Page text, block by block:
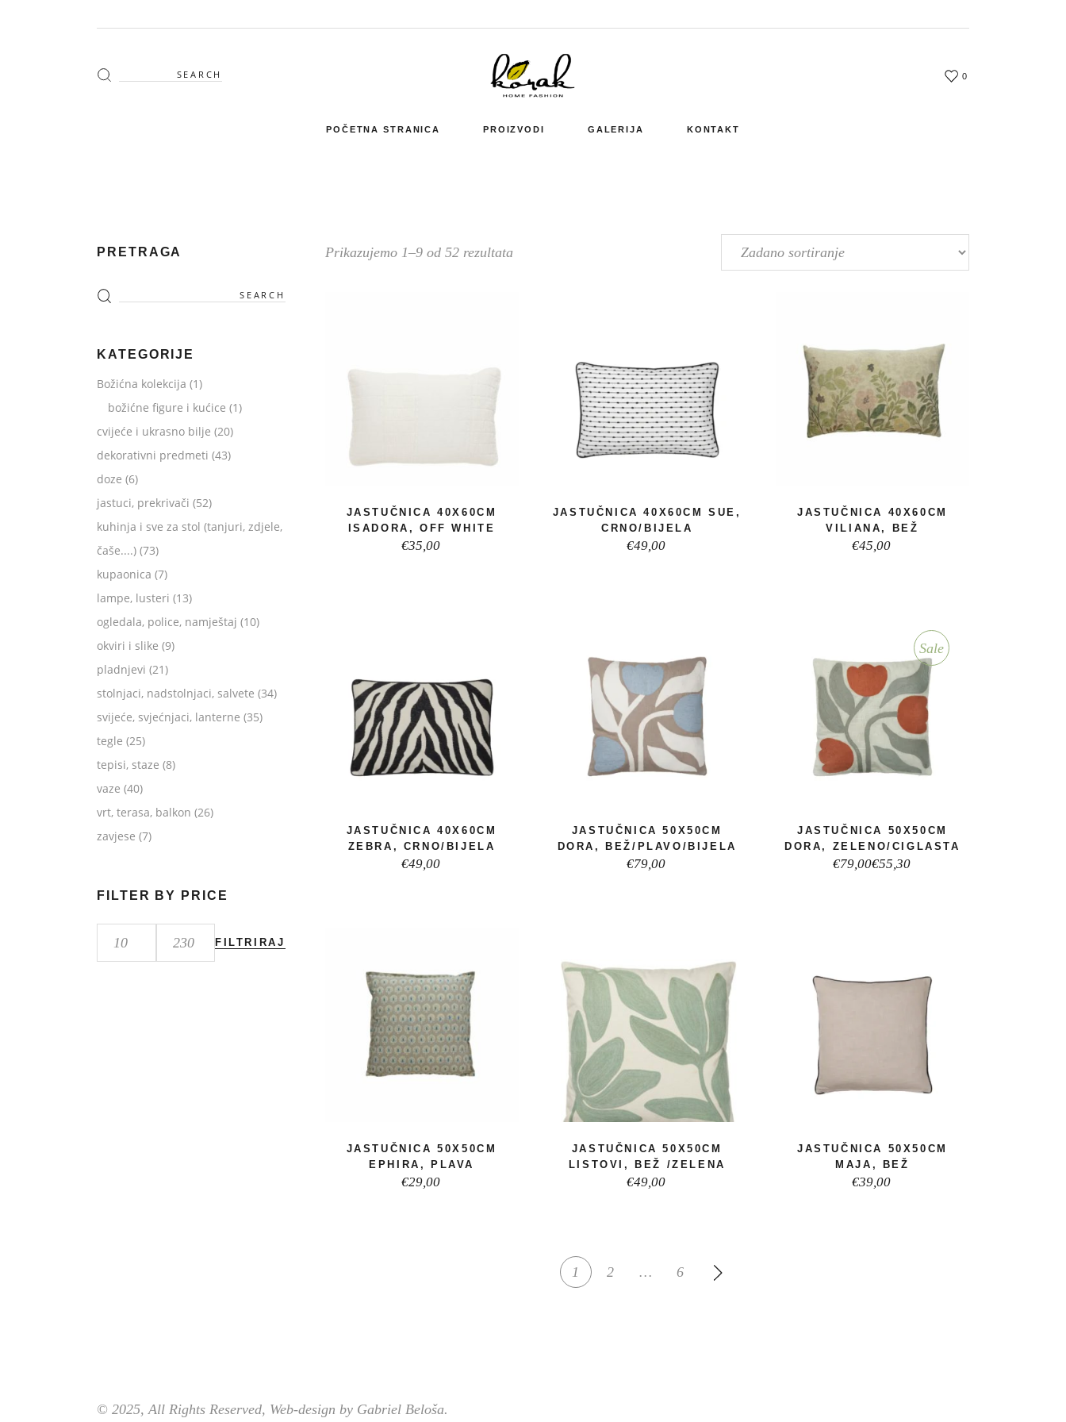
Search
for: 0
POČETNA STRANICA PROIZVODI GALERIJA KONTAKT
Prikazujemo 1–9 od 52 rezultata
JASTUČNICA 40X60CM
ISADORA, OFF WHITE
€35,00
JASTUČNICA 40X60CM SUE,
CRNO/BIJELA
€49,00
JASTUČNICA 40X60CM
VILIANA, BEŽ
€45,00
JASTUČNICA 40X60CM
ZEBRA, CRNO/BIJELA
€49,00
JASTUČNICA 50X50CM
DORA, BEŽ/PLAVO/BIJELA
€79,00
Sale
JASTUČNICA 50X50CM
DORA, ZELENO/CIGLASTA
€79,00Izvorna
€55,30
Trenutna
JASTUČNICA 50X50CM
EPHIRA, PLAVA
€29,00
JASTUČNICA 50X50CM
LISTOVI, BEŽ /ZELENA
€49,00
JASTUČNICA 50X50CM
MAJA, BEŽ
€39,00
1 2 … 6
PRETRAGA
Search
for:
KATEGORIJE
Božićna kolekcija (1)
božićne figure i kućice (1)
cvijeće i ukrasno bilje (20)
dekorativni predmeti (43)
doze (6)
jastuci, prekrivači (52)
kuhinja i sve za stol (tanjuri, zdjele,
čaše....) (73)
kupaonica (7)
lampe, lusteri (13)
ogledala, police, namještaj (10)
okviri i slike (9)
pladnjevi (21)
stolnjaci, nadstolnjaci, salvete (34)
svijeće, svjećnjaci, lanterne (35)
tegle (25)
tepisi, staze (8)
vaze (40)
vrt, terasa, balkon (26)
zavjese (7)
FILTER BY PRICE
Min
cijena
Maks
cijena
FILTRIRAJ
© 2025, All Rights Reserved, Web-design by Gabriel Beloša.